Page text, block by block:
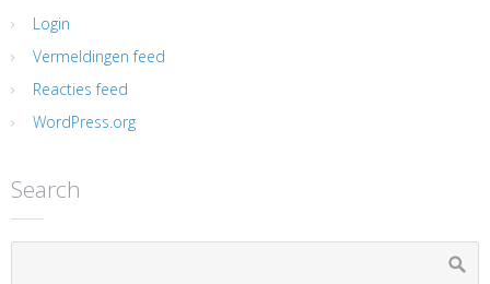
Login
Vermeldingen feed
Reacties feed
WordPress.org
Search